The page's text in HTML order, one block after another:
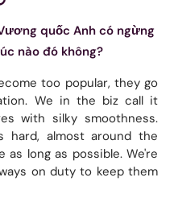
quốc Anh có ngừng
nào đó không?
too popular, they go
We in the biz call it
with silky smoothness.
hard, almost around the
long as possible. We're
on duty to keep them